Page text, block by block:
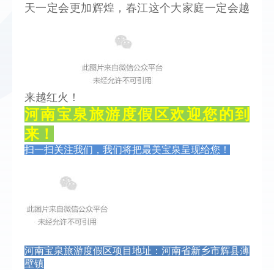
天一定会更加辉煌，春江这个大家庭一定会越
来越红火！
河南宝泉旅游度假区欢迎您的到
来！
扫一扫关注我们，我们将把最美宝泉呈现给您！
河南宝泉旅游度假区项目地址：河南省新乡市辉县薄
壁镇